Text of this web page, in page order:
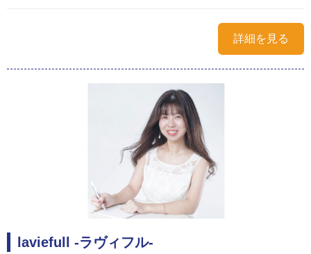
詳細を見る
laviefull -ラヴィフル-